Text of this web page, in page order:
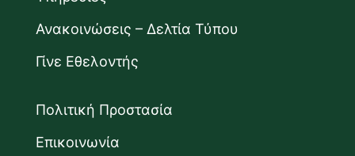
Ανακοινώσεις – Δελτία Τύπου
Γίνε Εθελοντής
Πολιτική Προστασία
Επικοινωνία